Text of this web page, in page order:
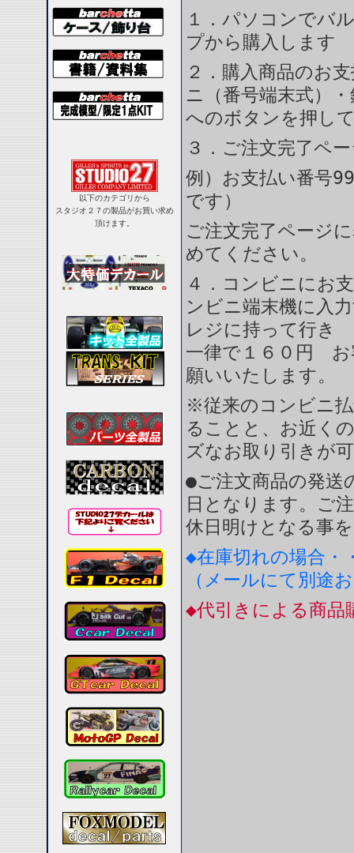
以下のカテゴリから
スタジオ２７の製品がお買い求め
頂けます。
１．パソコンでバ
プから購入します
２．購入商品のお
ニ（番号端末式）
へのボタンを押し
３．ご注文完了ペ
例）お支払い番号
です）
ご注文完了ページ
めてください。
４．コンビニにお
ンビニ端末機に入
レジに持って行き
一律で１６０円 お
願いいたします。
※従来のコンビニ
ることと、お近く
ズなお取り引きが
●ご注文商品の発送
日となります。ご
休日明けとなる事
◆在庫切れの場合・
（メールにて別途
◆代引きによる商品